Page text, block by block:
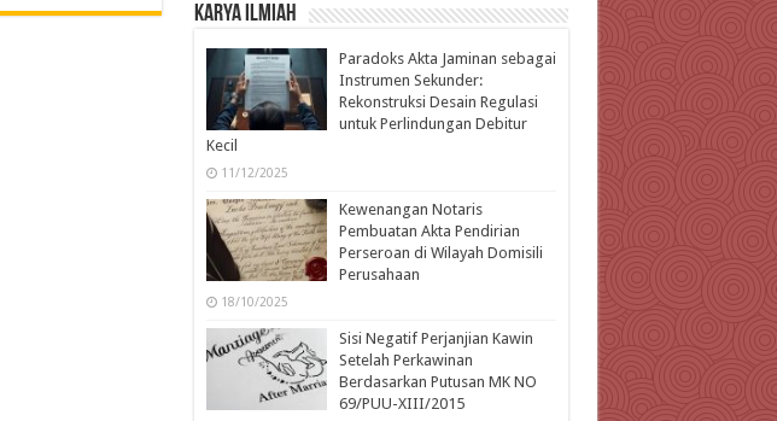
Karya Ilmiah
Paradoks Akta Jaminan sebagai
Instrumen Sekunder:
Rekonstruksi Desain Regulasi
untuk Perlindungan Debitur
Kecil
11/12/2025
Kewenangan Notaris
Pembuatan Akta Pendirian
Perseroan di Wilayah Domisili
Perusahaan
18/10/2025
Sisi Negatif Perjanjian Kawin
Setelah Perkawinan
Berdasarkan Putusan MK NO
69/PUU-XIII/2015